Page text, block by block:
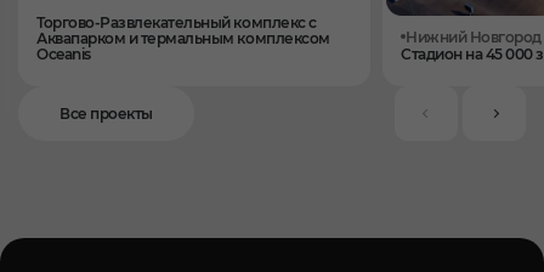
Все проекты
Торгово-Развлекательный комплекс с
Аквапарком и термальным комплексом
Oceanis
Нижний Новгород
Стадион на 45 000